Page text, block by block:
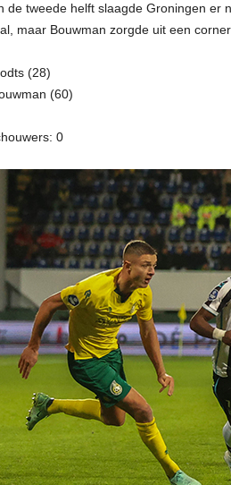
de tweede helft slaagde Groningen er
maar Bouwman zorgde uit een
(28)
(60)
0